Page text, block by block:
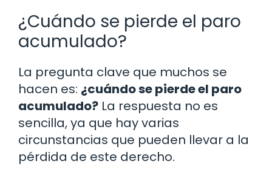
¿Cuándo se pierde el paro
acumulado?
La pregunta clave que muchos se
hacen es: ¿cuándo se pierde el paro
acumulado? La respuesta no es
sencilla, ya que hay varias
circunstancias que pueden llevar a la
pérdida de este derecho.